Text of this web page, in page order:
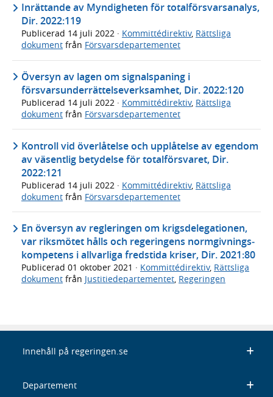
Inrättande av Myndigheten för totalförsvarsanalys,
Dir. 2022:119
Publicerad 14 juli 2022 · Kommittédirektiv, Rättsliga
dokument från Försvarsdepartementet
Översyn av lagen om signalspaning i
försvarsunderrättelseverksamhet, Dir. 2022:120
Publicerad 14 juli 2022 · Kommittédirektiv, Rättsliga
dokument från Försvarsdepartementet
Kontroll vid överlåtelse och upplåtelse av egendom
av väsentlig betydelse för totalförsvaret, Dir.
2022:121
Publicerad 14 juli 2022 · Kommittédirektiv, Rättsliga
dokument från Försvarsdepartementet
En översyn av regleringen om krigs­delegationen,
var riksmötet hålls och regeringens normgivnings­
kompetens i allvarliga fredstida kriser, Dir. 2021:80
Publicerad 01 oktober 2021 · Kommittédirektiv, Rättsliga
dokument från Justitiedepartementet, Regeringen
Innehåll på regeringen.se
Departement